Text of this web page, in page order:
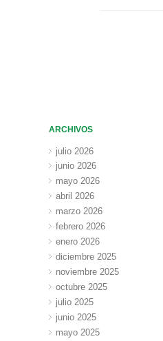
ARCHIVOS
julio 2026
junio 2026
mayo 2026
abril 2026
marzo 2026
febrero 2026
enero 2026
diciembre 2025
noviembre 2025
octubre 2025
julio 2025
junio 2025
mayo 2025